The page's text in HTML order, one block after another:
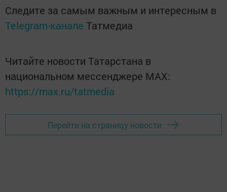
Следите за самым важным и интересным в
Telegram-канале Татмедиа
Читайте новости Татарстана в
национальном мессенджере MАХ:
https://max.ru/tatmedia
Перейти на страницу новости